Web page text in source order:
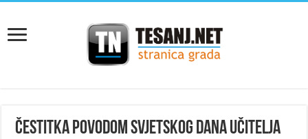
Čestitka povodom Svjetskog dana učitelja